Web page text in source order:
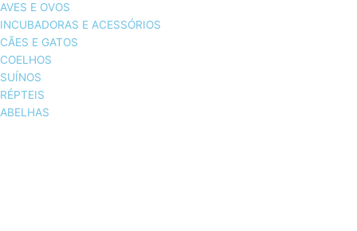
AVES E OVOS
INCUBADORAS E ACESSÓRIOS
CÃES E GATOS
COELHOS
SUÍNOS
RÉPTEIS
ABELHAS